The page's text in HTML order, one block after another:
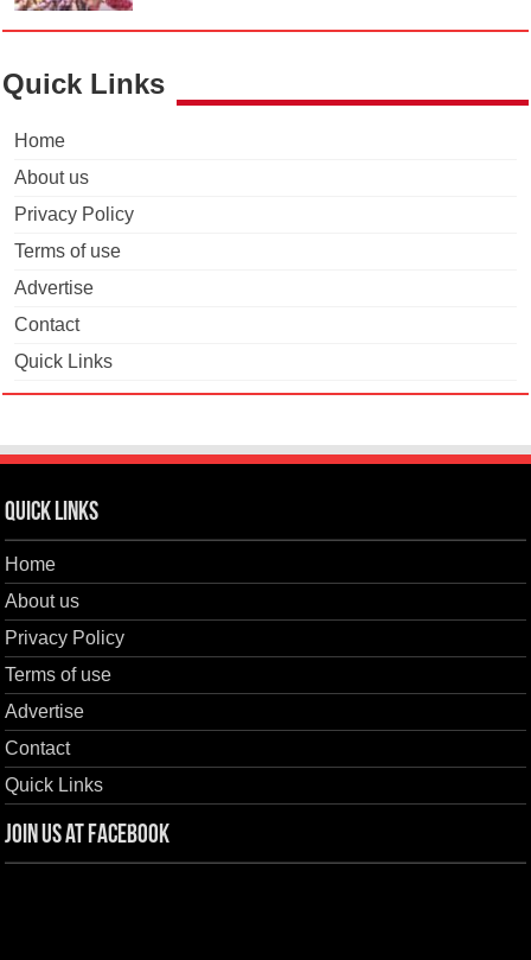
Quick Links
Home
About us
Privacy Policy
Terms of use
Advertise
Contact
Quick Links
Quick Links
Home
About us
Privacy Policy
Terms of use
Advertise
Contact
Quick Links
Join us at Facebook